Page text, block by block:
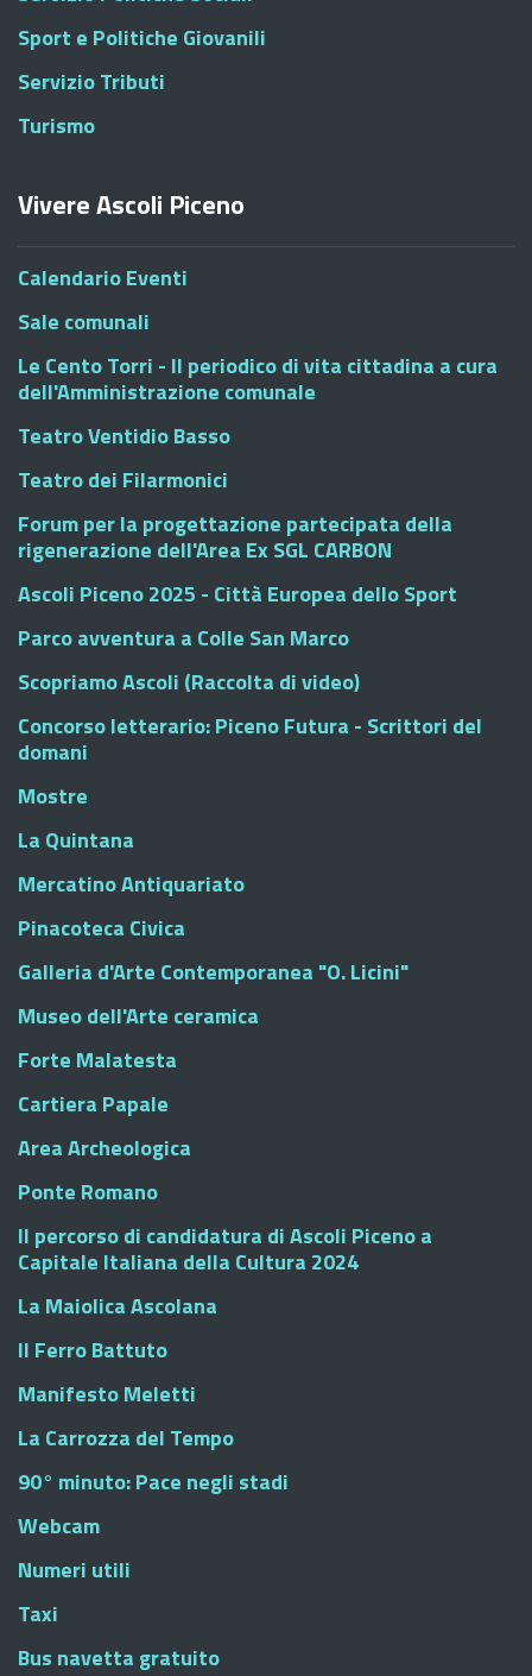
Sport e Politiche Giovanili
Servizio Tributi
Turismo
Vivere Ascoli Piceno
Calendario Eventi
Sale comunali
Le Cento Torri - Il periodico di vita cittadina a cura
dell'Amministrazione comunale
Teatro Ventidio Basso
Teatro dei Filarmonici
Forum per la progettazione partecipata della
rigenerazione dell'Area Ex SGL CARBON
Ascoli Piceno 2025 - Città Europea dello Sport
Parco avventura a Colle San Marco
Scopriamo Ascoli (Raccolta di video)
Concorso letterario: Piceno Futura - Scrittori del
domani
Mostre
La Quintana
Mercatino Antiquariato
Pinacoteca Civica
Galleria d'Arte Contemporanea "O. Licini"
Museo dell'Arte ceramica
Forte Malatesta
Cartiera Papale
Area Archeologica
Ponte Romano
Il percorso di candidatura di Ascoli Piceno a
Capitale Italiana della Cultura 2024
La Maiolica Ascolana
Il Ferro Battuto
Manifesto Meletti
La Carrozza del Tempo
90° minuto: Pace negli stadi
Webcam
Numeri utili
Taxi
Bus navetta gratuito